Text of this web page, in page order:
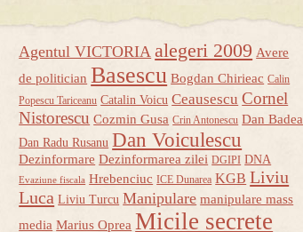
Agentul VICTORIA alegeri 2009 Avere
de politician Basescu Bogdan Chirieac Calin
Popescu Tariceanu Catalin Voicu Ceausescu Cornel
Nistorescu Cozmin Gusa Crin Antonescu Dan Badea
Dan Radu Rusanu Dan Voiculescu
Dezinformare Dezinformarea zilei DGIPI DNA
Evaziune fiscala Hrebenciuc ICE Dunarea KGB Liviu
Luca Liviu Turcu Manipulare manipulare mass
media Marius Oprea Micile secrete